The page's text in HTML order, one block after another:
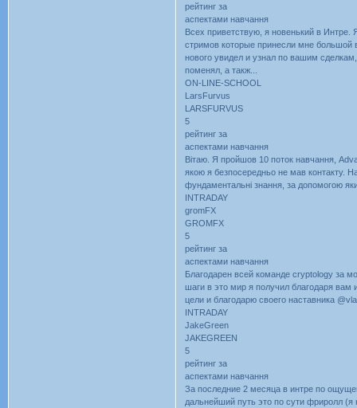
рейтинг за
аспектами навчання
Всех приветствую, я новенький в
стримов которые принесли мне большой
нового увидел и узнал по вашим
поменял, а такж...
ON-LINE-SCHOOL
LarsFurvus
LARSFURVUS
5
рейтинг за
аспектами навчання
Вітаю. Я пройшов 10 поток навчання,
якою я безпосередньо не мав контакту.
фундаментальні знання, за допомогою
INTRADAY
gromFX
GROMFX
5
рейтинг за
аспектами навчання
Благодарен всей команде cryptology за
шаги в это мир я получил благодаря
цели и благодарю своего наставника
INTRADAY
JakeGreen
JAKEGREEN
5
рейтинг за
аспектами навчання
За последние 2 месяца в интре по
дальнейший путь это по сути фриролл (я